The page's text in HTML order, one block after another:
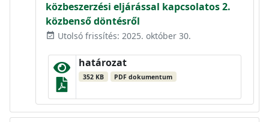
közbeszerzési eljárással kapcsolatos 2.
közbenső döntésről
event_available Utolsó frissítés: 2025. október 30.
határozat
352 KB PDF dokumentum